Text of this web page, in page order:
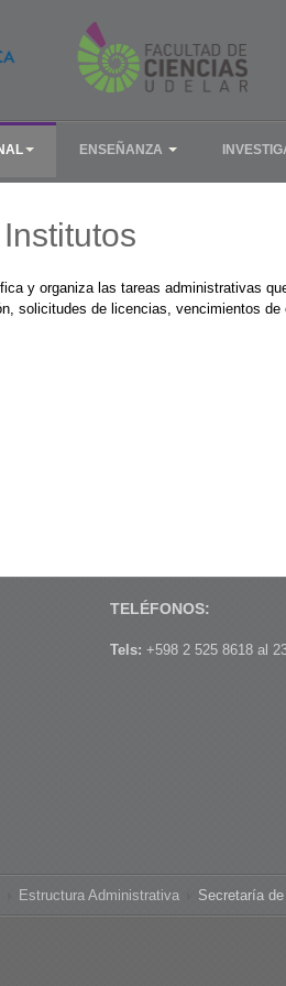
ENSEÑANZA
y organiza las tareas administrativas
solicitudes de licencias, vencimientos
TELÉFONOS:
Tels: +598 2 525 8618 al
Estructura Administrativa Secretaría